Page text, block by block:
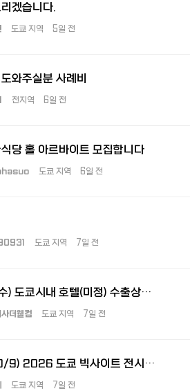
겠습니다.
도쿄 지역 5일 전
와주실분 사례비
전지역 6일 전
당 홀 아르바이트 모집합니다
도쿄 지역 6일 전
도쿄 지역 7일 전
(10/28. 수) 도쿄시내 호텔(미정) 수출상담회 통역 및 운영요원 모집합니다.
더웰컴 도쿄 지역 7일 전
(10/7~10/9) 2026 도쿄 빅사이트 전시회 부스 운영 스태프 모집
도쿄 지역 7일 전